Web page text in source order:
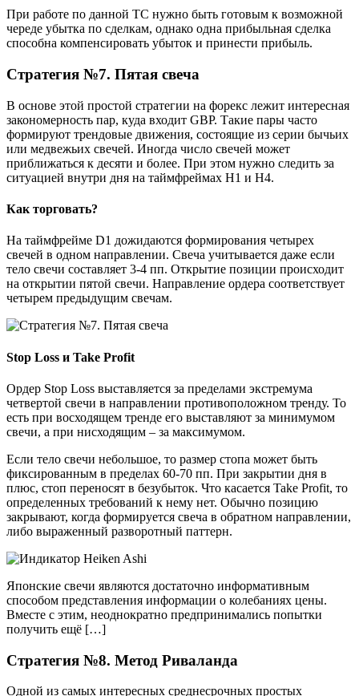
При работе по данной ТС нужно быть готовым к возможной
череде убытка по сделкам, однако одна прибыльная сделка
способна компенсировать убыток и принести прибыль.
Стратегия №7. Пятая свеча
В основе этой простой стратегии на форекс лежит интересная
закономерность пар, куда входит GBP. Такие пары часто
формируют трендовые движения, состоящие из серии бычьих
или медвежьих свечей. Иногда число свечей может
приближаться к десяти и более. При этом нужно следить за
ситуацией внутри дня на таймфреймах Н1 и Н4.
Как торговать?
На таймфрейме D1 дожидаются формирования четырех
свечей в одном направлении. Свеча учитывается даже если
тело свечи составляет 3-4 пп. Открытие позиции происходит
на открытии пятой свечи. Направление ордера соответствует
четырем предыдущим свечам.
Stop Loss и Take Profit
Ордер Stop Loss выставляется за пределами экстремума
четвертой свечи в направлении противоположном тренду. То
есть при восходящем тренде его выставляют за минимумом
свечи, а при нисходящим – за максимумом.
Если тело свечи небольшое, то размер стопа может быть
фиксированным в пределах 60-70 пп. При закрытии дня в
плюс, стоп переносят в безубыток. Что касается Take Profit, то
определенных требований к нему нет. Обычно позицию
закрывают, когда формируется свеча в обратном направлении,
либо выраженный разворотный паттерн.
Японские свечи являются достаточно информативным
способом представления информации о колебаниях цены.
Вместе с этим, неоднократно предпринимались попытки
получить ещё […]
Стратегия №8. Метод Риваланда
Одной из самых интересных среднесрочных простых